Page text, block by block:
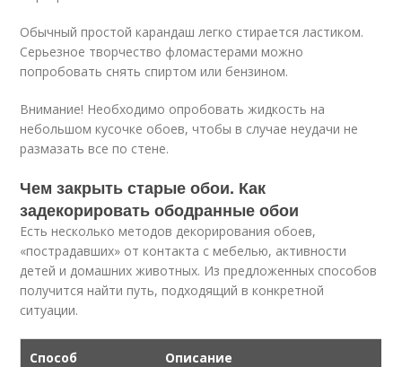
Обычный простой карандаш легко стирается ластиком.
Серьезное творчество фломастерами можно
попробовать снять спиртом или бензином.
Внимание! Необходимо опробовать жидкость на
небольшом кусочке обоев, чтобы в случае неудачи не
размазать все по стене.
Чем закрыть старые обои. Как
задекорировать ободранные обои
Есть несколько методов декорирования обоев,
«пострадавших» от контакта с мебелью, активности
детей и домашних животных. Из предложенных способов
получится найти путь, подходящий в конкретной
ситуации.
Способ
Описание